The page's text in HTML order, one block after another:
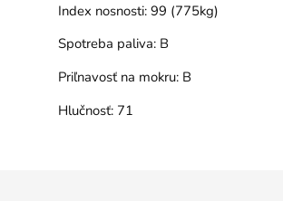
Index nosnosti:99 (775kg)
Spotreba paliva:B
Priľnavosť na mokru:B
Hlučnosť:71